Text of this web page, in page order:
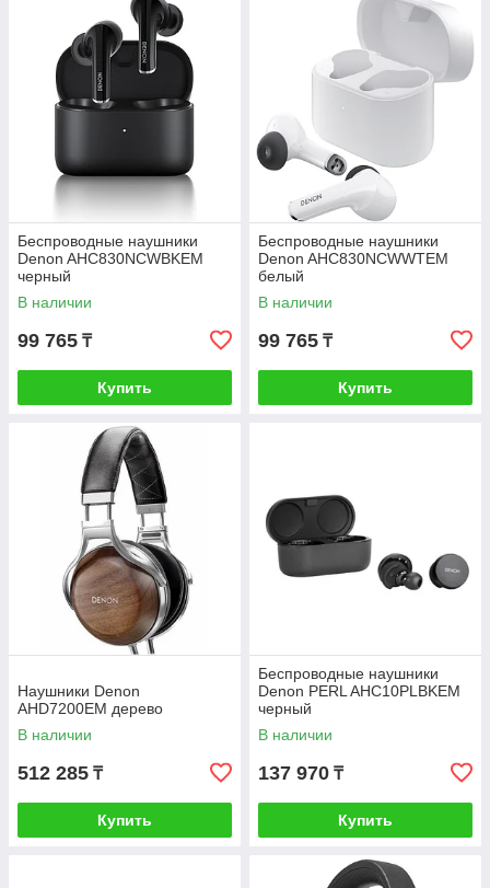
Беспроводные наушники
Denon AHC830NCWBKEM
черный
В наличии
99 765 ₸
Купить
Беспроводные наушники
Denon AHC830NCWWTEM
белый
В наличии
99 765 ₸
Купить
Наушники Denon
AHD7200EM дерево
В наличии
512 285 ₸
Купить
Беспроводные наушники
Denon PERL AHC10PLBKEM
черный
В наличии
137 970 ₸
Купить